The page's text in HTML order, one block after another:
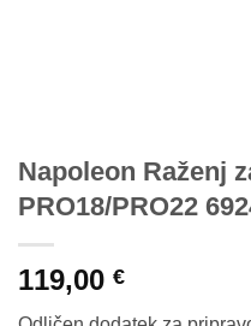
Napoleon Raženj
PRO18/PRO22
119,00 €